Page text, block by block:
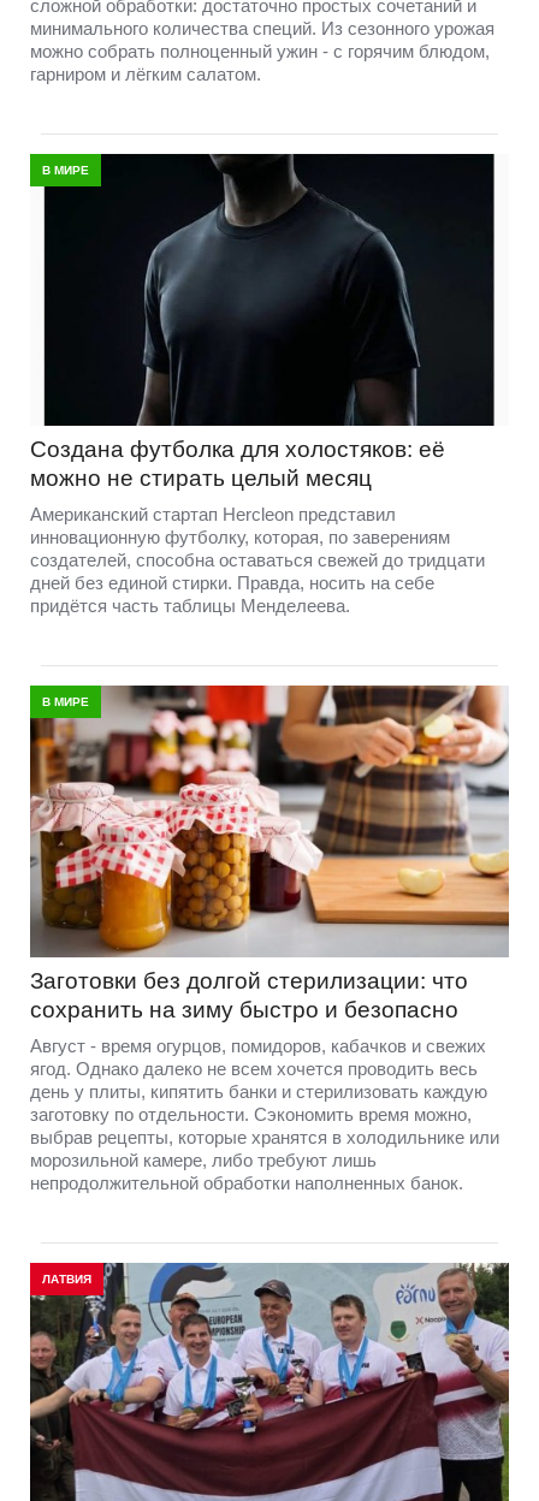
сложной обработки: достаточно простых сочетаний и
минимального количества специй. Из сезонного урожая
можно собрать полноценный ужин - с горячим блюдом,
гарниром и лёгким салатом.
В МИРЕ
Создана футболка для холостяков: её
можно не стирать целый месяц
Американский стартап Hercleon представил
инновационную футболку, которая, по заверениям
создателей, способна оставаться свежей до тридцати
дней без единой стирки. Правда, носить на себе
придётся часть таблицы Менделеева.
В МИРЕ
Заготовки без долгой стерилизации: что
сохранить на зиму быстро и безопасно
Август - время огурцов, помидоров, кабачков и свежих
ягод. Однако далеко не всем хочется проводить весь
день у плиты, кипятить банки и стерилизовать каждую
заготовку по отдельности. Сэкономить время можно,
выбрав рецепты, которые хранятся в холодильнике или
морозильной камере, либо требуют лишь
непродолжительной обработки наполненных банок.
ЛАТВИЯ